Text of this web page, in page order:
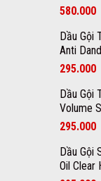
580.000
Dầu Gội
Anti
295.000
Dầu Gội
Volume
295.000
Dầu Gội
Oil Clear